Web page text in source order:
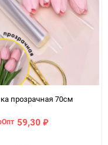
Пленка прозрачная 70см
59,30 ₽